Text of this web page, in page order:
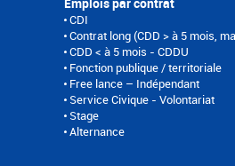
CDI
Contrat long (CDD > à 5 mois,
CDD < à 5 mois - CDDU
Fonction publique / territoriale
Free lance – Indépendant
Service Civique - Volontariat
Stage
Alternance